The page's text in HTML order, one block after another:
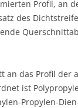
Profil, an
des
an das Profil der
ist
Propylen-